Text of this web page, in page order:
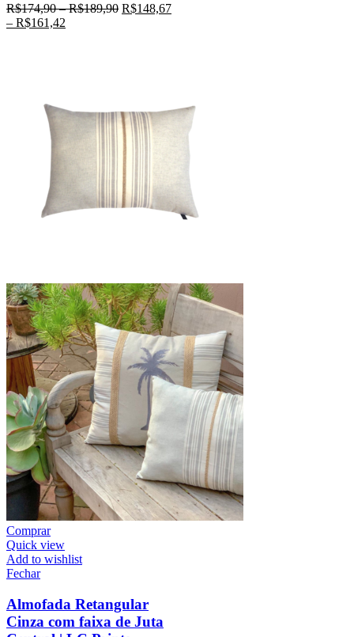
R$174,90–R$189,90 R$148,67
– R$161,42
Comprar
Quick view
Add to wishlist
Fechar
Almofada Retangular
Cinza com faixa de Juta